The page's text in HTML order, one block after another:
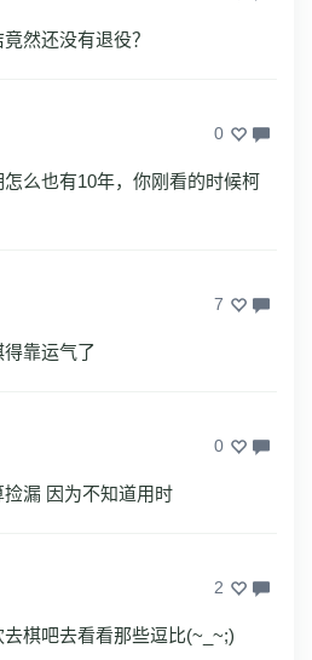
然还没有退役？
0
么也有10年，你刚看的时候柯
7
靠运气了
0
漏 因为不知道用时
2
棋吧去看看那些逗比(~_~;)